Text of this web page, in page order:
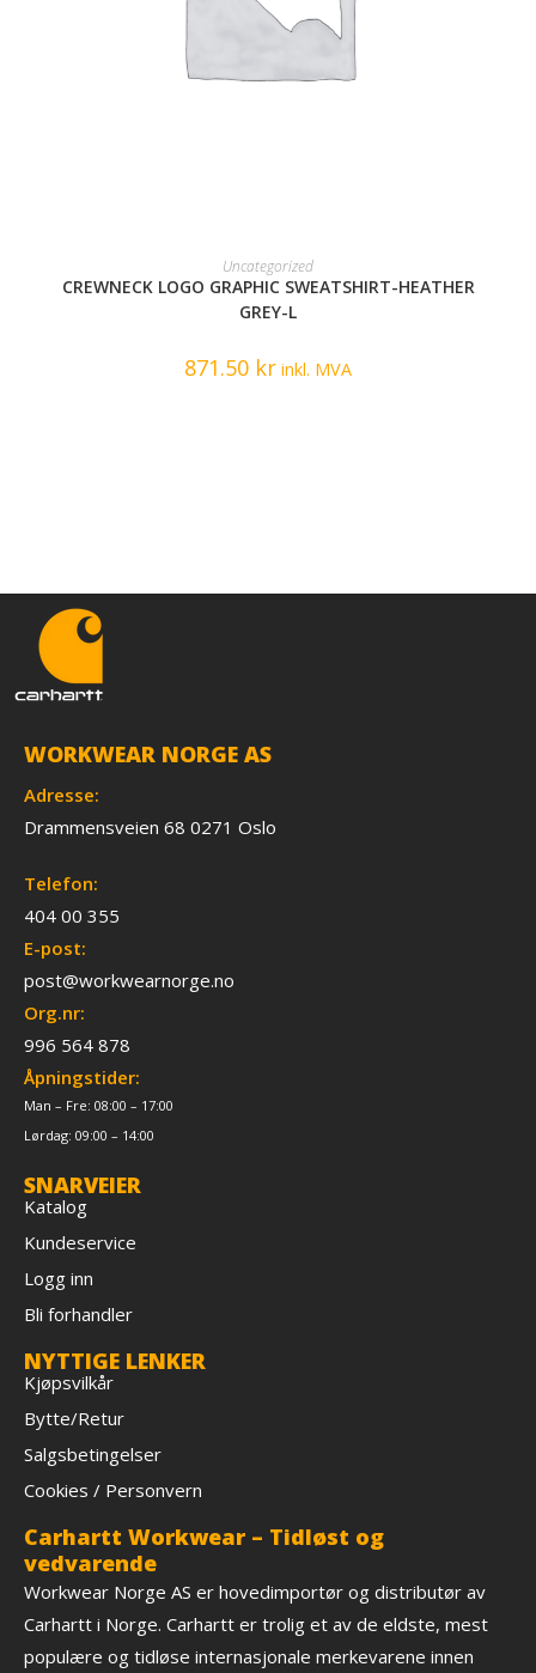
READ MORE
Uncategorized
CREWNECK LOGO GRAPHIC SWEATSHIRT-HEATHER
GREY-L
871.50 kr inkl. MVA
WORKWEAR NORGE AS
Adresse:
Drammensveien 68 0271 Oslo
Telefon:
404 00 355
E-post:
post@workwearnorge.no
Org.nr:
996 564 878
Åpningstider:
Man – Fre: 08:00 – 17:00
Lørdag: 09:00 – 14:00
SNARVEIER
Katalog
Kundeservice
Logg inn
Bli forhandler
NYTTIGE LENKER
Kjøpsvilkår
Bytte/Retur
Salgsbetingelser
Cookies / Personvern
Carhartt Workwear – Tidløst og
vedvarende
Workwear Norge AS er hovedimportør og distributør av
Carhartt i Norge. Carhartt er trolig et av de eldste, mest
populære og tidløse internasjonale merkevarene innen